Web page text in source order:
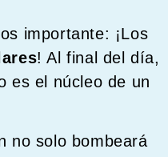
importante: ¡Los
! Al final del día,
es el núcleo de un
no solo bombeará